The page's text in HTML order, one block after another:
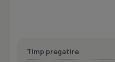
Timp pregatire